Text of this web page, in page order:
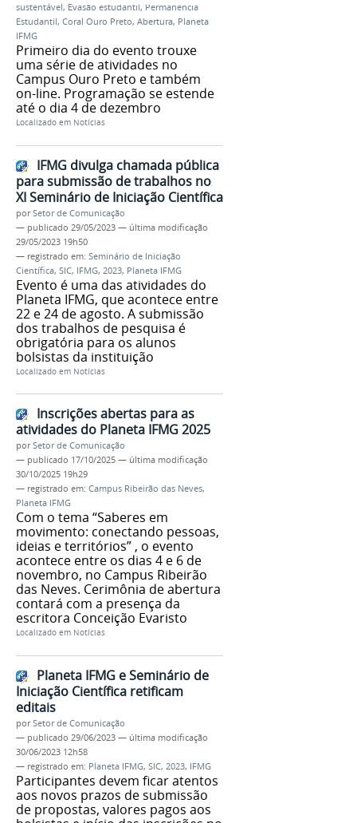
sustentável, Evasão estudantil, Permanência
Estudantil, Coral Ouro Preto, Abertura, Planeta
IFMG
Primeiro dia do evento trouxe
uma série de atividades no
Campus Ouro Preto e também
on-line. Programação se estende
até o dia 4 de dezembro
Localizado em Notícias
IFMG divulga chamada pública
para submissão de trabalhos no
XI Seminário de Iniciação Científica
porSetor de Comunicação
— publicado 29/05/2023 — última modificação
29/05/2023 19h50
— registrado em: Seminário de Iniciação
Científica, SIC, IFMG, 2023, Planeta IFMG
Evento é uma das atividades do
Planeta IFMG, que acontece entre
22 e 24 de agosto. A submissão
dos trabalhos de pesquisa é
obrigatória para os alunos
bolsistas da instituição
Localizado em Notícias
Inscrições abertas para as
atividades do Planeta IFMG 2025
porSetor de Comunicação
— publicado 17/10/2025 — última modificação
30/10/2025 19h29
— registrado em: Campus Ribeirão das Neves,
Planeta IFMG
Com o tema “Saberes em
movimento: conectando pessoas,
ideias e territórios” , o evento
acontece entre os dias 4 e 6 de
novembro, no Campus Ribeirão
das Neves. Cerimônia de abertura
contará com a presença da
escritora Conceição Evaristo
Localizado em Notícias
Planeta IFMG e Seminário de
Iniciação Científica retificam
editais
porSetor de Comunicação
— publicado 29/06/2023 — última modificação
30/06/2023 12h58
— registrado em: Planeta IFMG, SIC, 2023, IFMG
Participantes devem ficar atentos
aos novos prazos de submissão
de propostas, valores pagos aos